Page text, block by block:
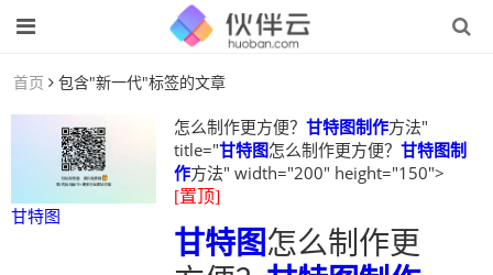
首页 包含"新一代"标签的文章
甘特图
怎么制作更方便？ 甘特图制作方法"
title="甘特图怎么制作更方便？ 甘特图制
作方法" width="200" height="150">
[置顶]
甘特图怎么制作更